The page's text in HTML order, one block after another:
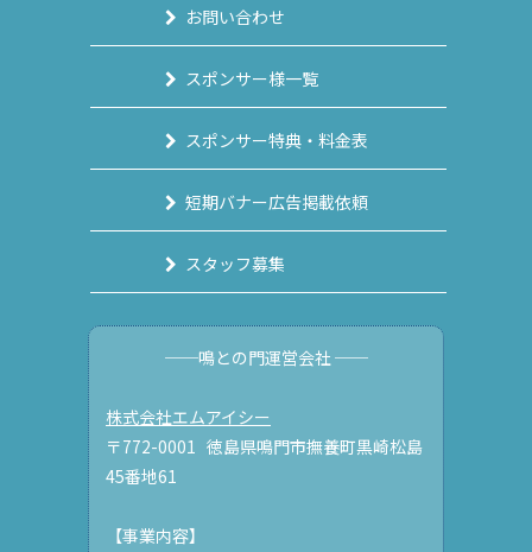
お問い合わせ
スポンサー様一覧
スポンサー特典・料金表
短期バナー広告掲載依頼
スタッフ募集
──鳴との門運営会社 ──
株式会社エムアイシー
〒772-0001 徳島県鳴門市撫養町黒崎松島
45番地61
【事業内容】